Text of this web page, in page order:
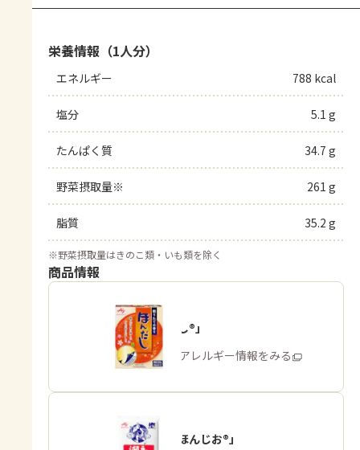
栄養情報（1人分）
エネルギー 788 kcal
塩分 5.1 g
たんぱく質 34.7 g
野菜摂取量※ 261 g
脂質 35.2 g
※野菜摂取量はきのこ類・いも類を除く
商品情報
「ほんだし®」
商品・アレルギー情報をみる
「瀬戸のほんじお®」